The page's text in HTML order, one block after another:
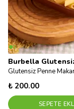
Burbella
Glutensiz Penne
₺ 200.00
SEPETE